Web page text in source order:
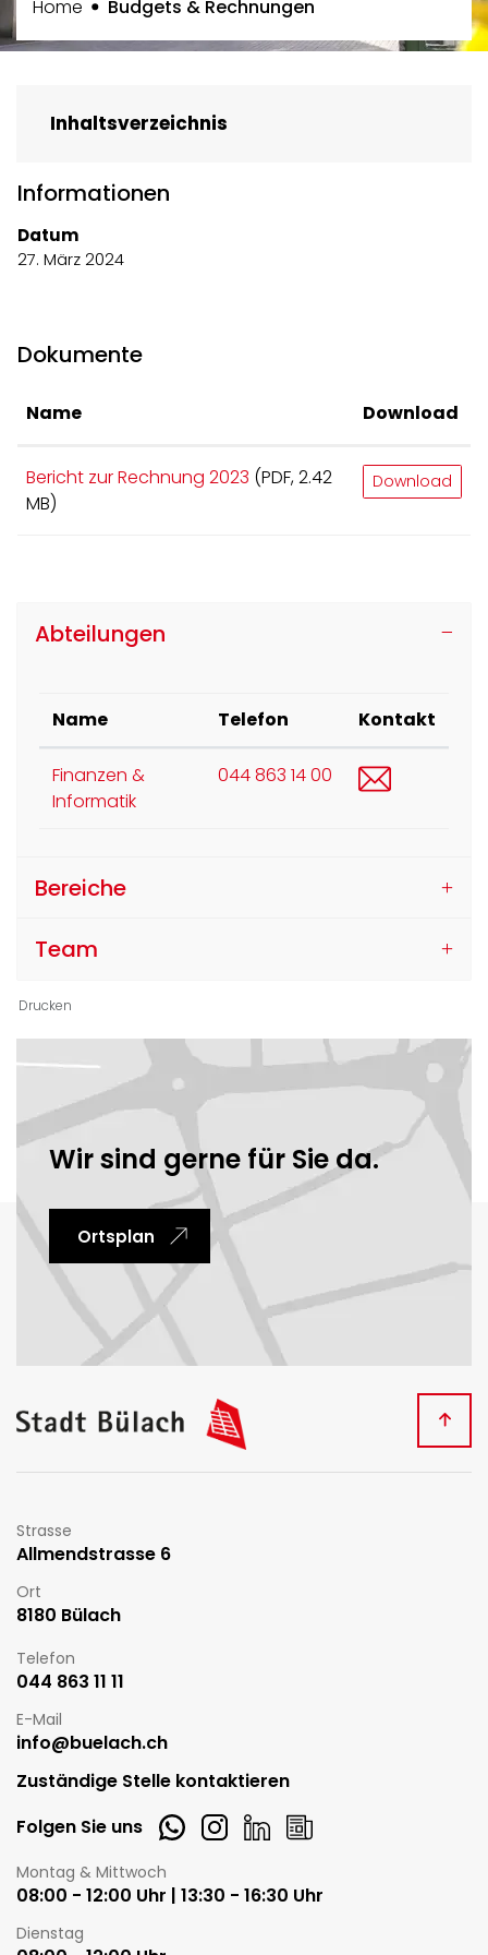
Home Budgets & Rechnungen
Inhaltsverzeichnis
Informationen
Datum
27. März 2024
Dokumente
Name Download
Bericht zur Rechnung 2023 (PDF, 2.42
MB)
Download
Abteilungen
Name Telefon Kontakt
Finanzen &
Informatik
044 863 14 00 finanzen-
Bereiche
Team
Drucken
Ortsinformationen
Wir sind gerne für Sie da.
Ortsplan
Kontakt
Strasse
Allmendstrasse 6
Ort
8180 Bülach
Telefon
044 863 11 11
E-Mail
info@buelach.ch
Zuständige Stelle kontaktieren
Folgen Sie uns
WhatsappInstagram
LinkedInNewsletter
Öffnungszeiten
Montag & Mittwoch
08:00 - 12:00 Uhr | 13:30 - 16:30 Uhr
Dienstag